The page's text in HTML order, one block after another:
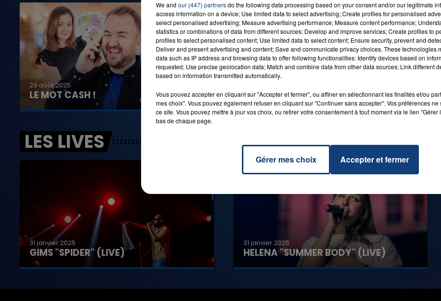
29 août 2025
LE MOT CASH !
1er août 2026
GAGNEZ VOS ENTRÉES POUR TOUTE
LA FAMILLE À PLOPSAQUA !
LES LIVES
31 janvier 2025
GIMS "SPIDER" (LIVE)
31 janvier 2025
HELENA "SUMMER BODY" (LIVE)
We and our (447) partnersdo the following data processing based on your consent and/or our legitimate
access information on a device; Use limited data to select advertising; Create profiles for personalised
select personalised advertising; Measure advertising performance; Measure content performance;
statistics or combinations of data from different sources; Develop and improve services; Create profiles to
profiles to select personalised content; Use limited data to select content; Ensure security, prevent and
Deliver and present advertising and content; Save and communicate privacy choices. These technologies
data such as IP address and browsing data to offer following functionalities: Identify devices based on
requested; Use precise geolocation data; Match and combine data from other data sources; Link different
based on information transmitted automatically.
Vous pouvez accepter en cliquant sur "Accepter et fermer", ou affiner en sélectionnant les finalités et/ou
mes choix". Vous pouvez également refuser en cliquant sur "Continuer sans accepter". Vos préférences
ce site. Vous pouvez mettre à jour vos choix, ou retirer votre consentement à tout moment via le lien "Gérer
bas de chaque page.
Gérer mes choix Accepter et fermer